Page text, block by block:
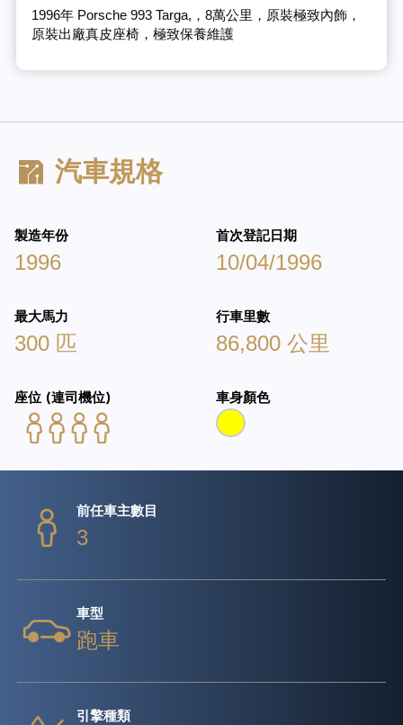
1996年 Porsche 993 Targa,，8萬公里，原裝​極致內飾，​
原裝出廠真皮座椅，極致保養維護
汽車規格
製造年份
1996
首次登記日期
10/04/1996
最大馬力
300 匹
行車里數
86,800 公里
座位 (連司機位) 車身顏色
前任車主數目
3
車型
跑車
引擎種類